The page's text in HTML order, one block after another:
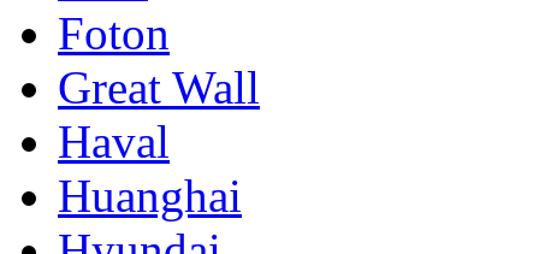
Foton
Great Wall
Haval
Huanghai